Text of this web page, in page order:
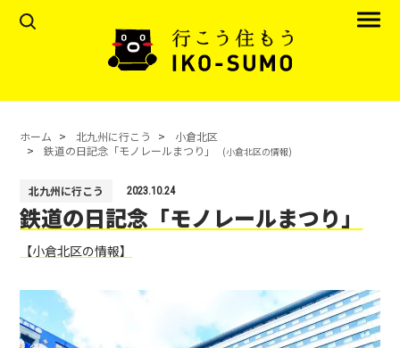
ホーム 北九州に行こう
小倉北区
鉄道の日記念「モノレールまつり」
(小倉北区の情報)
北九州に行こう 2023.10.24
鉄道の日記念「モノレールまつり」
【小倉北区の情報】